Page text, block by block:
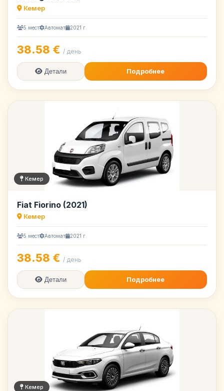
Кемер
5 мест Автомат 2021 г.
38.58 € / день
Детали Подробнее
Кемер
Fiat Fiorino (2021)
Кемер
5 мест Автомат 2021 г.
38.58 € / день
Детали Подробнее
Кемер